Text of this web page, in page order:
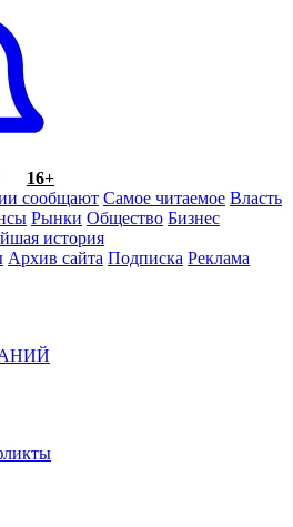
16+
сообщают Самое читаемое Власть
Рынки Общество Бизнес
история
Архив сайта Подписка Реклама